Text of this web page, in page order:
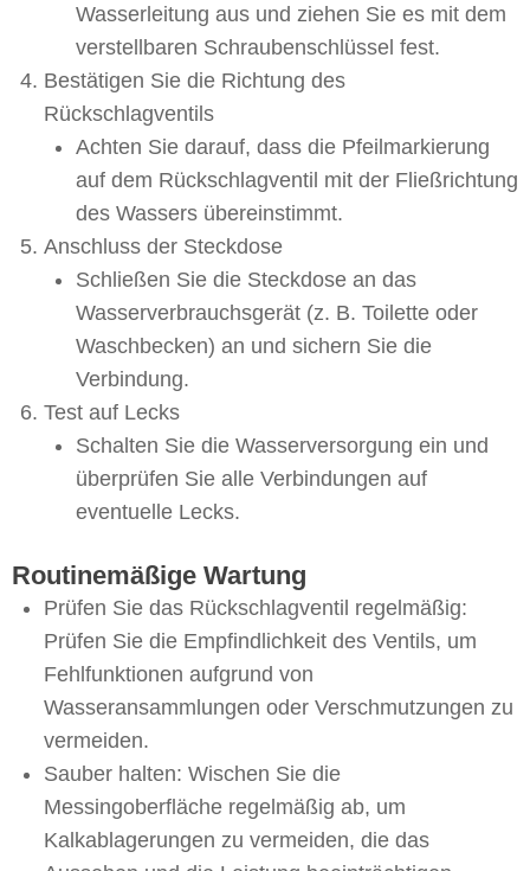
Wasserleitung aus und ziehen Sie es mit dem
verstellbaren Schraubenschlüssel fest.
Bestätigen Sie die Richtung des
Rückschlagventils
Achten Sie darauf, dass die Pfeilmarkierung
auf dem Rückschlagventil mit der Fließrichtung
des Wassers übereinstimmt.
Anschluss der Steckdose
Schließen Sie die Steckdose an das
Wasserverbrauchsgerät (z. B. Toilette oder
Waschbecken) an und sichern Sie die
Verbindung.
Test auf Lecks
Schalten Sie die Wasserversorgung ein und
überprüfen Sie alle Verbindungen auf
eventuelle Lecks.
Routinemäßige Wartung
Prüfen Sie das Rückschlagventil regelmäßig:
Prüfen Sie die Empfindlichkeit des Ventils, um
Fehlfunktionen aufgrund von
Wasseransammlungen oder Verschmutzungen zu
vermeiden.
Sauber halten: Wischen Sie die
Messingoberfläche regelmäßig ab, um
Kalkablagerungen zu vermeiden, die das